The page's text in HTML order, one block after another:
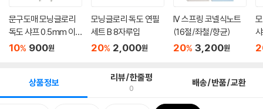
문구도매 모닝글로리
독도 샤프 0.5mm 이
니셜각...
10% 900원
모닝글로리 독도 연필
세트 B 8자루입
20% 2,000원
IV 스프링 코넬식노트
(16절/좌철/향균)
20% 3,200원
상품정보 리뷰/한줄평
0 배송/반품/교환